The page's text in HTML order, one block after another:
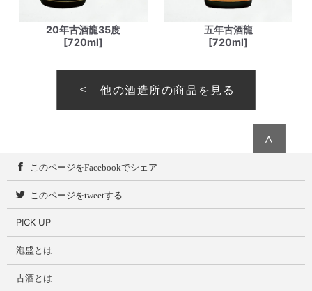
20年古酒龍35度
[720ml]
五年古酒龍
[720ml]
他の酒造所の商品を見る
∧
このページをFacebookでシェア
このページをtweetする
PICK UP
泡盛とは
古酒とは